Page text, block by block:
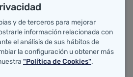
Kitty de manzana y
Sanrio
bolsa de plástico que
y de terceros para mejorar
información relacionada con
el análisis de sus hábitos de
la configuración u obtener más
"Política de Cookies".